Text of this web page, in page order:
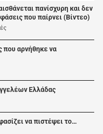
πανίσχυρη και δεν
που παίρνει (Βίντεο)
αρνήθηκε να
Ελλάδας
να πιστέψει το…